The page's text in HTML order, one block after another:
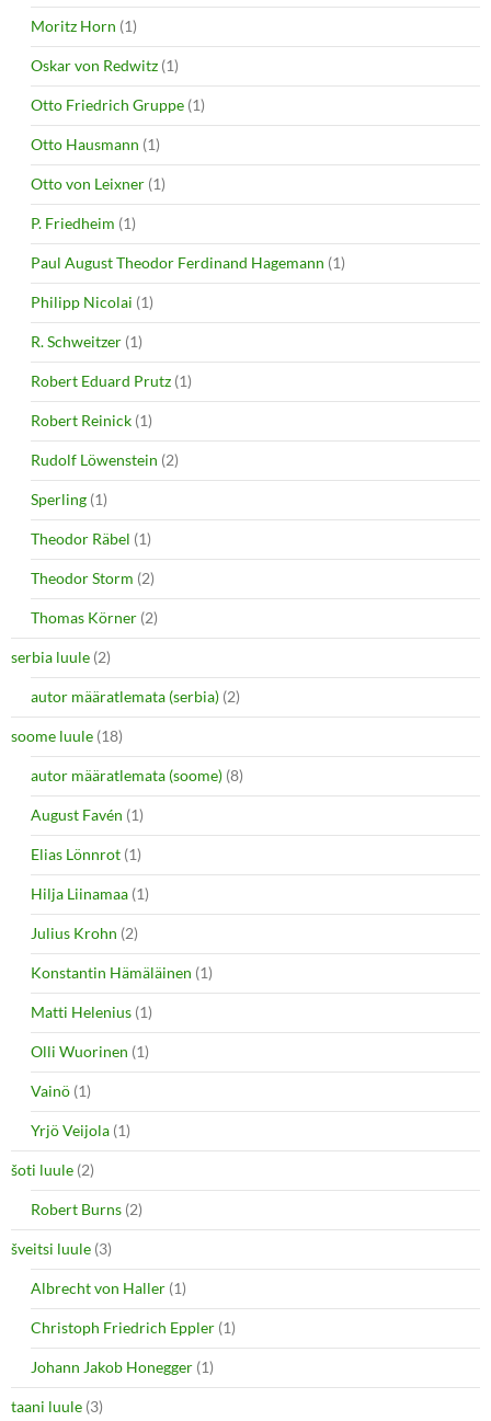
Moritz Horn (1)
Oskar von Redwitz (1)
Otto Friedrich Gruppe (1)
Otto Hausmann (1)
Otto von Leixner (1)
P. Friedheim (1)
Paul August Theodor Ferdinand Hagemann (1)
Philipp Nicolai (1)
R. Schweitzer (1)
Robert Eduard Prutz (1)
Robert Reinick (1)
Rudolf Löwenstein (2)
Sperling (1)
Theodor Räbel (1)
Theodor Storm (2)
Thomas Körner (2)
serbia luule (2)
autor määratlemata (serbia) (2)
soome luule (18)
autor määratlemata (soome) (8)
August Favén (1)
Elias Lönnrot (1)
Hilja Liinamaa (1)
Julius Krohn (2)
Konstantin Hämäläinen (1)
Matti Helenius (1)
Olli Wuorinen (1)
Vainö (1)
Yrjö Veijola (1)
šoti luule (2)
Robert Burns (2)
šveitsi luule (3)
Albrecht von Haller (1)
Christoph Friedrich Eppler (1)
Johann Jakob Honegger (1)
taani luule (3)